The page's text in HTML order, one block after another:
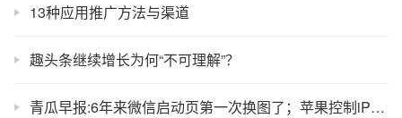
13种应用推广方法与渠道
趣头条继续增长为何“不可理解”？
青瓜早报:6年来微信启动页第一次换图了；苹果控制iPhone X首批产量在40%…